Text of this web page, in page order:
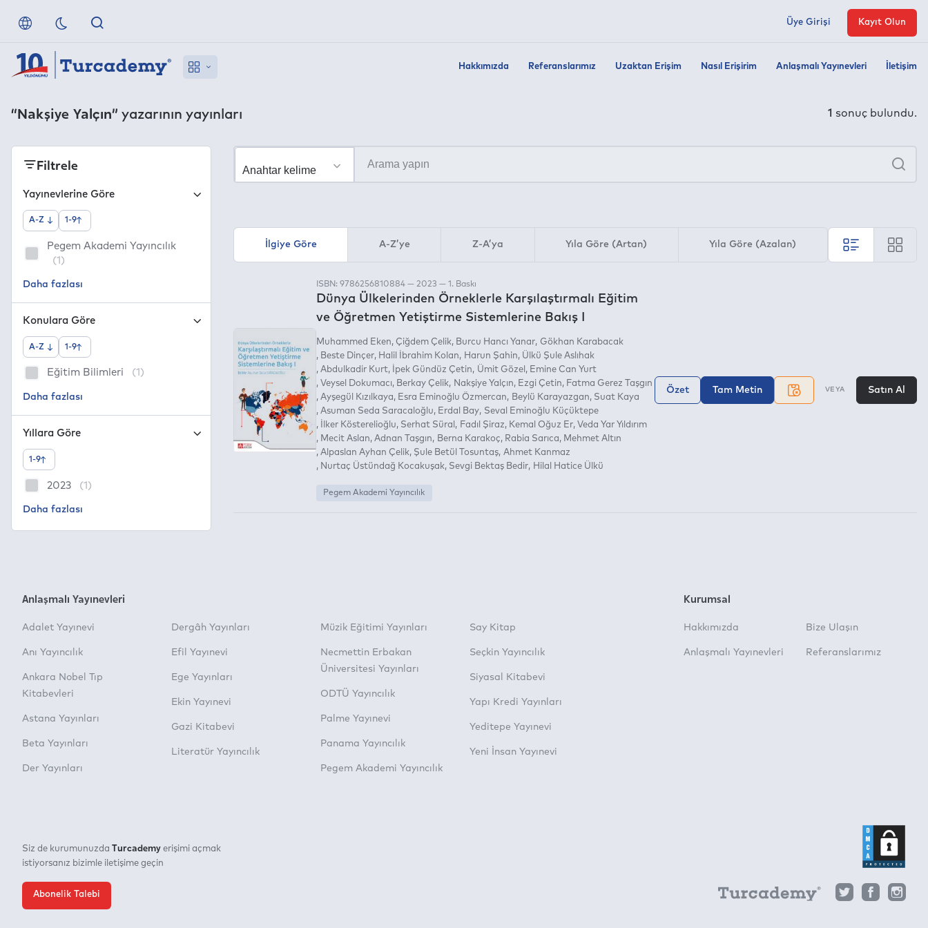
Hakkımızda Referanslarımız Uzaktan Erişim Nasıl Erişirim Anlaşmalı Yayınevleri İletişim
Üye Girişi Kayıt Olun
“Nakşiye Yalçın” yazarının yayınları 1 sonuç bulundu.
Ara
İlgiye Göre A-Z’ye Z-A’ya Yıla Göre (Artan) Yıla Göre (Azalan)
ISBN: 9786256810884 — 2023 — 1. Baskı
Dünya Ülkelerinden Örneklerle Karşılaştırmalı Eğitim
ve Öğretmen Yetiştirme Sistemlerine Bakış I
Muhammed Eken Çiğdem Çelik Burcu Hancı Yanar
Gökhan Karabacak
Beste Dinçer
Halil İbrahim Kolan Harun Şahin
Ülkü Şule Aslıhak
Abdulkadir Kurt
İpek Gündüz Çetin Ümit Gözel
Emine Can Yurt
Veysel Dokumacı
Berkay Çelik Nakşiye Yalçın Ezgi Çetin
Fatma Gerez Taşgın
Ayşegül Kızılkaya
Esra Eminoğlu Özmercan Beylü Karayazgan
Suat Kaya
Asuman Seda Saracaloğlu
Erdal Bay
Seval Eminoğlu Küçüktepe
İlker Kösterelioğlu
Serhat Süral Fadıl Şiraz Kemal Oğuz Er Veda Yar Yıldırım
Mecit Aslan Adnan Taşgın Berna Karakoç Rabia Sarıca
Mehmet Altın
Alpaslan Ayhan Çelik Şule Betül Tosuntaş Ahmet Kanmaz
Nurtaç Üstündağ Kocakuşak Sevgi Bektaş Bedir Hilal Hatice Ülkü
Pegem Akademi Yayıncılık
Özet Tam Metin VEYA Satın Al
Filtrele
Yayınevlerine Göre
A-Z 1-9
Pegem Akademi Yayıncılık
(1)
Konulara Göre
A-Z 1-9
Eğitim Bilimleri (1)
Yıllara Göre
1-9
2023 (1)
Anlaşmalı Yayınevleri
Adalet Yayınevi
Anı Yayıncılık
Ankara Nobel Tıp
Kitabevleri
Astana Yayınları
Beta Yayınları
Der Yayınları
Dergâh Yayınları
Efil Yayınevi
Ege Yayınları
Ekin Yayınevi
Gazi Kitabevi
Literatür Yayıncılık
Müzik Eğitimi Yayınları
Necmettin Erbakan
Üniversitesi Yayınları
ODTÜ Yayıncılık
Palme Yayınevi
Panama Yayıncılık
Pegem Akademi Yayıncılık
Say Kitap
Seçkin Yayıncılık
Siyasal Kitabevi
Yapı Kredi Yayınları
Yeditepe Yayınevi
Yeni İnsan Yayınevi
Kurumsal
Hakkımızda
Anlaşmalı Yayınevleri
Bize Ulaşın
Referanslarımız
Siz de kurumunuzda Turcademy erişimi açmak
istiyorsanız bizimle iletişime geçin
Abonelik Talebi